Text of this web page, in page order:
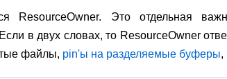
ResourceOwner. Это отдельная
в двух словах, то ResourceOwner
файлы, pin'ы на разделяемые буферы,